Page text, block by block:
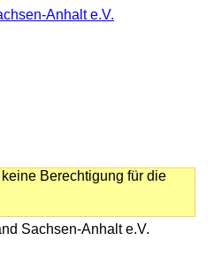
Berechtigung für die
Sachsen-Anhalt e.V.